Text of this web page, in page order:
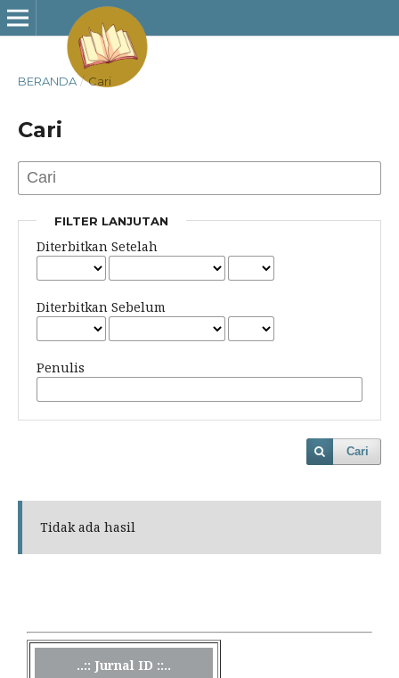
BERANDA / Cari
Cari
FILTER LANJUTAN
Diterbitkan Setelah
Diterbitkan Sebelum
Penulis
Cari
Tidak ada hasil
..:: Jurnal ID ::..